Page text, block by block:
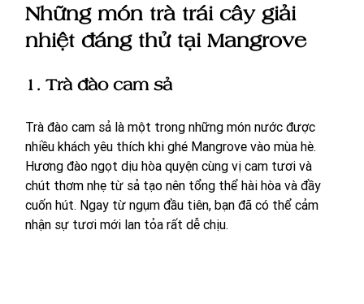
Những món trà trái cây giải
nhiệt đáng thử tại Mangrove
1. Trà đào cam sả
Trà đào cam sả là một trong những món nước được
nhiều khách yêu thích khi ghé Mangrove vào mùa hè.
Hương đào ngọt dịu hòa quyện cùng vị cam tươi và
chút thơm nhẹ từ sả tạo nên tổng thể hài hòa và đầy
cuốn hút. Ngay từ ngụm đầu tiên, bạn đã có thể cảm
nhận sự tươi mới lan tỏa rất dễ chịu.